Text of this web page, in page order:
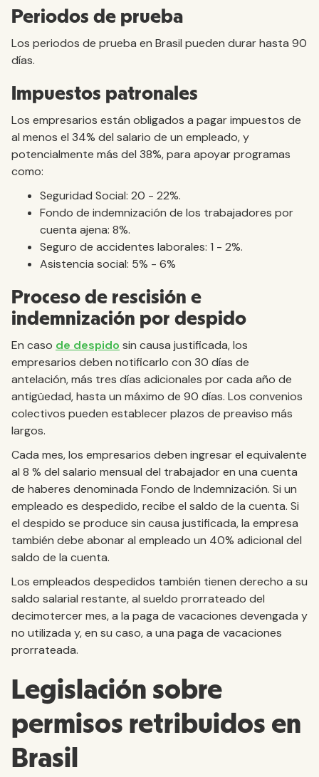
Periodos de prueba
Los periodos de prueba en Brasil pueden durar hasta 90
días.
Impuestos patronales
Los empresarios están obligados a pagar impuestos de
al menos el 34% del salario de un empleado, y
potencialmente más del 38%, para apoyar programas
como:
Seguridad Social: 20 - 22%.
Fondo de indemnización de los trabajadores por
cuenta ajena: 8%.
Seguro de accidentes laborales: 1 - 2%.
Asistencia social: 5% - 6%
Proceso de rescisión e
indemnización por despido
En caso de despido sin causa justificada, los
empresarios deben notificarlo con 30 días de
antelación, más tres días adicionales por cada año de
antigüedad, hasta un máximo de 90 días. Los convenios
colectivos pueden establecer plazos de preaviso más
largos.
Cada mes, los empresarios deben ingresar el equivalente
al 8 % del salario mensual del trabajador en una cuenta
de haberes denominada Fondo de Indemnización. Si un
empleado es despedido, recibe el saldo de la cuenta. Si
el despido se produce sin causa justificada, la empresa
también debe abonar al empleado un 40% adicional del
saldo de la cuenta.
Los empleados despedidos también tienen derecho a su
saldo salarial restante, al sueldo prorrateado del
decimotercer mes, a la paga de vacaciones devengada y
no utilizada y, en su caso, a una paga de vacaciones
prorrateada.
Legislación sobre
permisos retribuidos en
Brasil